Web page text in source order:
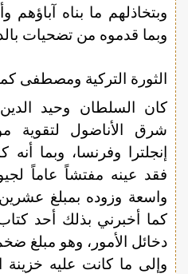
وبتخاذلهم ما بناه
وبما قدموه من تضحيات
الثورة التركية ومصطفى
كان السلطان وحيد
شرق الأناضول لتقوية
إنجلترا وفرنسا، وبما
فقد عينه مفتشاً عاماً
واسعة وزوده بمبلغ عشرين
كما أخبرني بذلك أحد
دخائل الأمور، وهو مبلغ
وإلى ما كانت عليه